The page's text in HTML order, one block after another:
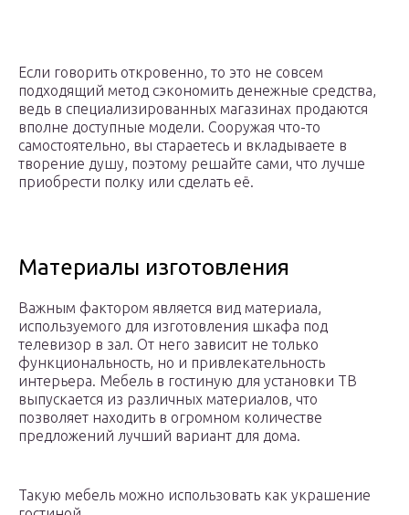
Если говорить откровенно, то это не совсем
подходящий метод сэкономить денежные средства,
ведь в специализированных магазинах продаются
вполне доступные модели. Сооружая что-то
самостоятельно, вы стараетесь и вкладываете в
творение душу, поэтому решайте сами, что лучше
приобрести полку или сделать её.
Материалы изготовления
Важным фактором является вид материала,
используемого для изготовления шкафа под
телевизор в зал. От него зависит не только
функциональность, но и привлекательность
интерьера. Мебель в гостиную для установки ТВ
выпускается из различных материалов, что
позволяет находить в огромном количестве
предложений лучший вариант для дома.
Такую мебель можно использовать как украшение